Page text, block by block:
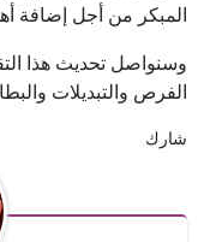
المبكر من أجل إضافة
وسنواصل تحديث هذا
الفرص والتبديلات
شارك